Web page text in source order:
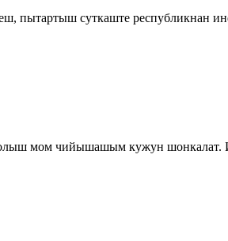
суткаште республикнан
мом чийышашым кужун